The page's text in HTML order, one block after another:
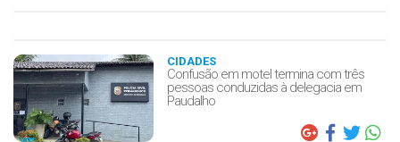
CIDADES
Confusão em motel termina com três
pessoas conduzidas à delegacia em
Paudalho